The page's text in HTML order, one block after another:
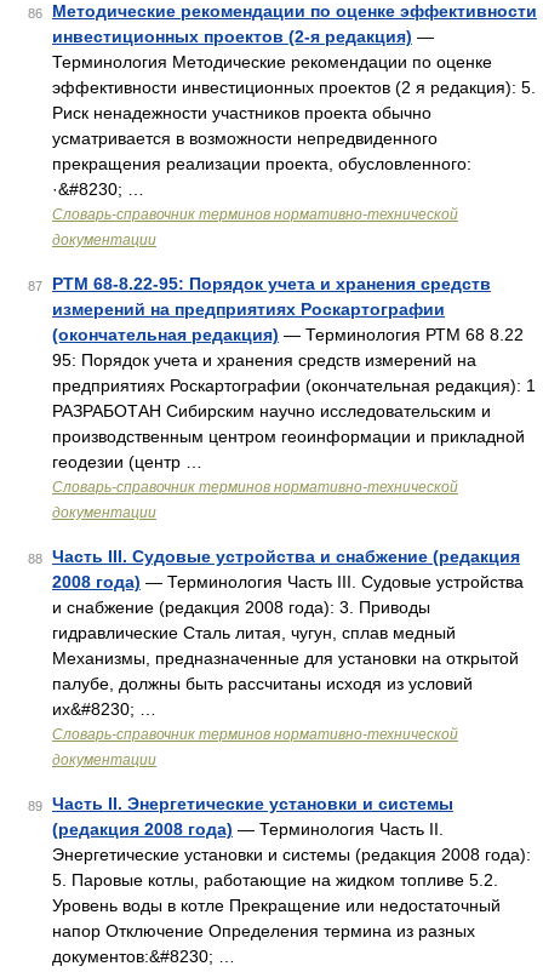
86
Методические рекомендации по оценке эффективности
инвестиционных проектов (2-я редакция) —
Терминология Методические рекомендации по оценке
эффективности инвестиционных проектов (2 я редакция): 5.
Риск ненадежности участников проекта обычно
усматривается в возможности непредвиденного
прекращения реализации проекта, обусловленного:
·&#8230; …
Словарь-справочник терминов нормативно-технической
документации
87
РТМ 68-8.22-95: Порядок учета и хранения средств
измерений на предприятиях Роскартографии
(окончательная редакция) — Терминология РТМ 68 8.22
95: Порядок учета и хранения средств измерений на
предприятиях Роскартографии (окончательная редакция): 1
РАЗРАБОТАН Сибирским научно исследовательским и
производственным центром геоинформации и прикладной
геодезии (центр …
Словарь-справочник терминов нормативно-технической
документации
88
Часть III. Судовые устройства и снабжение (редакция
2008 года) — Терминология Часть III. Судовые устройства
и снабжение (редакция 2008 года): 3. Приводы
гидравлические Сталь литая, чугун, сплав медный
Механизмы, предназначенные для установки на открытой
палубе, должны быть рассчитаны исходя из условий
их&#8230; …
Словарь-справочник терминов нормативно-технической
документации
89
Часть II. Энергетические установки и системы
(редакция 2008 года) — Терминология Часть II.
Энергетические установки и системы (редакция 2008 года):
5. Паровые котлы, работающие на жидком топливе 5.2.
Уровень воды в котле Прекращение или недостаточный
напор Отключение Определения термина из разных
документов:&#8230; …